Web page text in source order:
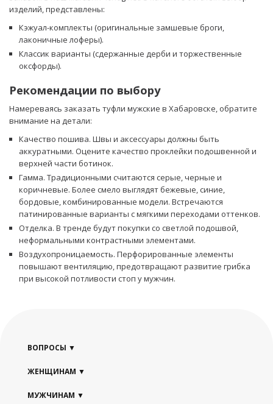
изделий, представлены:
Кэжуал-комплекты (оригинальные замшевые броги,
лаконичные лоферы).
Классик варианты (сдержанные дерби и торжественные
оксфорды).
Рекомендации по выбору
Намереваясь заказать туфли мужские в Хабаровске, обратите
внимание на детали:
Качество пошива. Швы и аксессуары должны быть
аккуратными. Оцените качество проклейки подошвенной и
верхней части ботинок.
Гамма. Традиционными считаются серые, черные и
коричневые. Более смело выглядят бежевые, синие,
бордовые, комбинированные модели. Встречаются
патинированные варианты с мягкими переходами оттенков.
Отделка. В тренде будут покупки со светлой подошвой,
неформальными контрастными элементами.
Воздухопроницаемость. Перфорированные элементы
повышают вентиляцию, предотвращают развитие грибка
при высокой потливости стоп у мужчин.
ВОПРОСЫ
ЖЕНЩИНАМ
МУЖЧИНАМ